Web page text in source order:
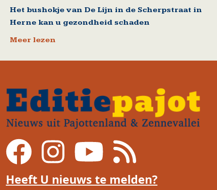
Het bushokje van De Lijn in de Scherpstraat in
Herne kan u gezondheid schaden
Meer lezen
Heeft U nieuws te melden?